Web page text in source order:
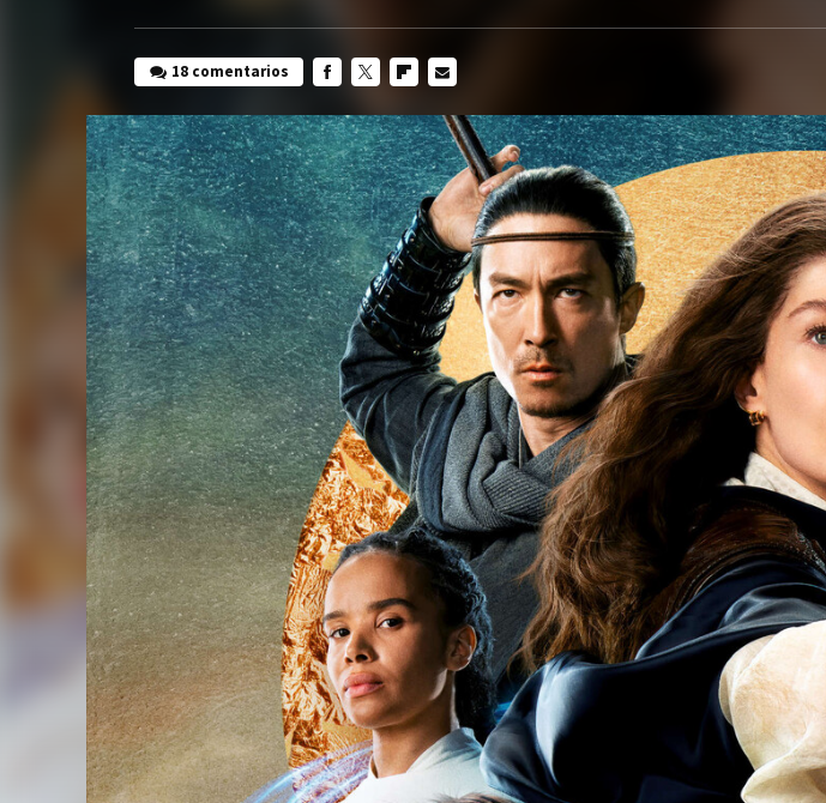
18 comentarios
MAIL